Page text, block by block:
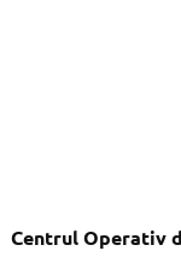
Operativ de